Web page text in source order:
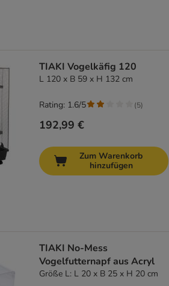
TIAKI Vogelkäfig 120
L 120 x B 59 x H 132 cm
192,99 €
Rating: 1.6/5 (5)
Zum Warenkorb
hinzufügen
TIAKI No-Mess
Vogelfutternapf aus Acryl
Größe L: L 20 x B 25 x H 20 cm